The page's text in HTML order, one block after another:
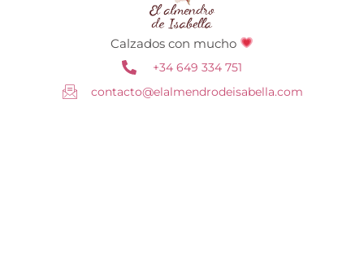
Calzados con mucho
+34 649 334 751
contacto@elalmendrodeisabella.com